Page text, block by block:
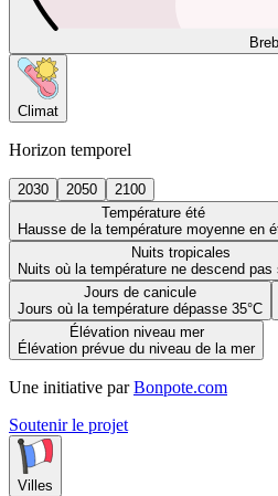
Climat
Horizon temporel
2030 2050
2100
Température été
Hausse de la température moyenne en
Nuits tropicales
Nuits où la température ne descend pas
Jours de canicule
Jours où la température dépasse 35°C
Élévation niveau mer
Élévation prévue du niveau de la mer
Une initiative par Bonpote.com
Soutenir le projet
Villes